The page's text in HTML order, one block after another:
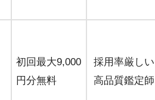
初回最大9,000
円分無料
採用率厳しい
高品質鑑定師